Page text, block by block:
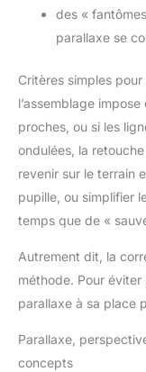
des «
parallaxe se
Critères simples
l’assemblage
proches, ou si les
ondulées, la
revenir sur le terrain
pupille, ou simplifier
temps que de «
Autrement dit, la
méthode. Pour
parallaxe à sa place
Parallaxe,
concepts